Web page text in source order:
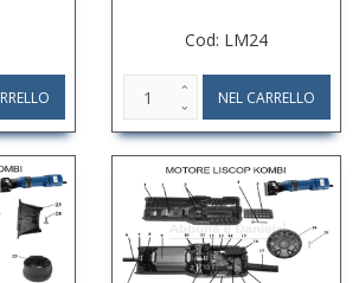
Cod: LM24